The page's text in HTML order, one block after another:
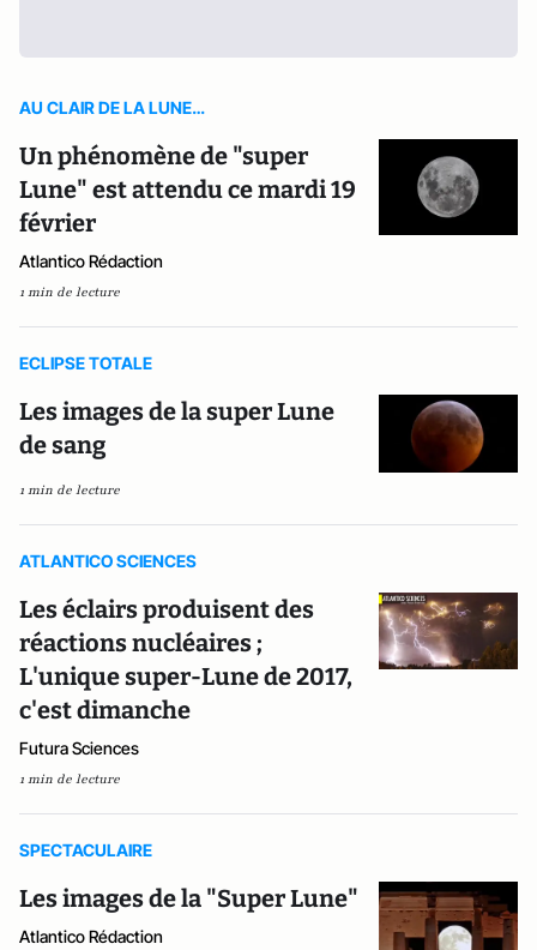
AU CLAIR DE LA LUNE…
Un phénomène de "super
Lune" est attendu ce mardi 19
février
Atlantico Rédaction
1 min de lecture
ECLIPSE TOTALE
Les images de la super Lune
de sang
1 min de lecture
ATLANTICO SCIENCES
Les éclairs produisent des
réactions nucléaires ;
L'unique super-Lune de 2017,
c'est dimanche
Futura Sciences
1 min de lecture
SPECTACULAIRE
Les images de la "Super Lune"
Atlantico Rédaction